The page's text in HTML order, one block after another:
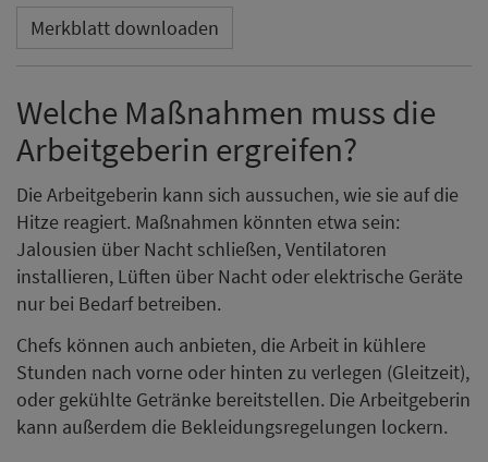
Merkblatt downloaden
Welche Maßnahmen muss die
Arbeitgeberin ergreifen?
Die Arbeitgeberin kann sich aussuchen, wie sie auf die
Hitze reagiert. Maßnahmen könnten etwa sein:
Jalousien über Nacht schließen, Ventilatoren
installieren, Lüften über Nacht oder elektrische Geräte
nur bei Bedarf betreiben.
Chefs können auch anbieten, die Arbeit in kühlere
Stunden nach vorne oder hinten zu verlegen (Gleitzeit),
oder gekühlte Getränke bereitstellen. Die Arbeitgeberin
kann außerdem die Bekleidungsregelungen lockern.